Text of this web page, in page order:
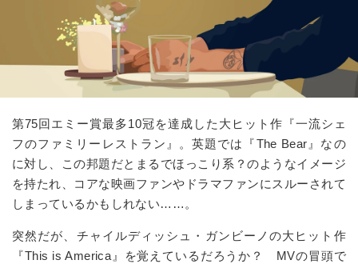
第75回エミー賞最多10冠を達成した大ヒット作『一流シェ
フのファミリーレストラン』。英題では『The Bear 』なの
に対し、この邦題だとまるでほっこり系？のようなイメージ
を持たれ、コアな映画ファンやドラマファンにスルーされて
しまっているかもしれない……。
突然だが、チャイルディッシュ・ガンビーノの大ヒット作
『This is America 』を覚えているだろうか？ MVの冒頭で